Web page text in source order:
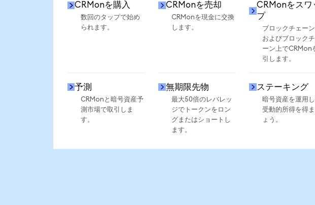
CRMonを購入
数回のタップで始め
られます。
CRMonを売却
CRMonを現金に交換
します。
CRMonをスワ
プ
ブロックチェー
およびブロック
ーン上でCRMon
引します。
予測
CRMonと暗号資産予
測市場で取引しま
す。
無期限先物
最大50倍のレバレッ
ジでトークンをロン
グまたはショートし
ます。
ステーキング
暗号資産を運用
受動的所得を得
ょう。